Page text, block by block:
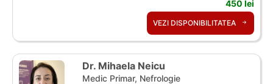
450 lei
VEZI DISPONIBILITATEA
Dr. Mihaela Neicu
Medic Primar, Nefrologie